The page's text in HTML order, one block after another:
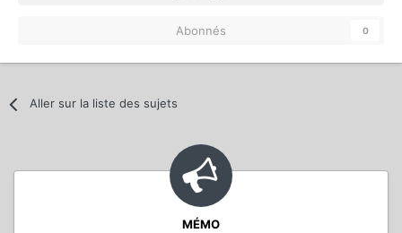
Abonnés 0
Aller sur la liste des sujets
MÉMO